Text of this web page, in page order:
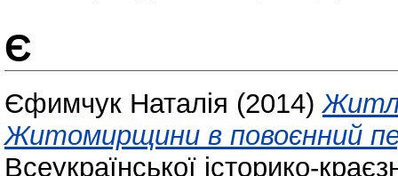
Є
Єфимчук Наталія (2014)
Житомирщини в повоєнний
Всеукраїнської історико-